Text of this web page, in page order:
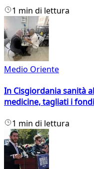
1 min di lettura
Medio Oriente
In Cisgiordania sanità
medicine, tagliati i
1 min di lettura